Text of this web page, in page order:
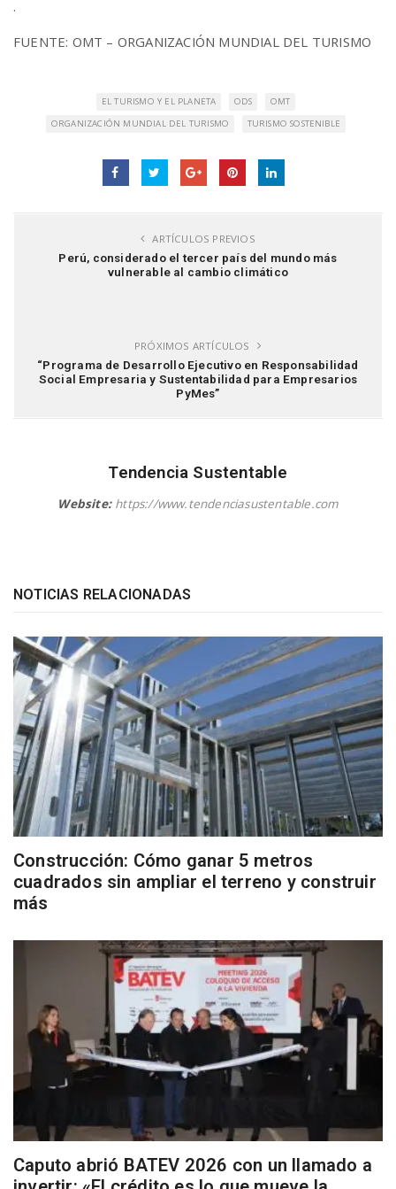
.
FUENTE: OMT – ORGANIZACIÓN MUNDIAL DEL TURISMO
EL TURISMO Y EL PLANETA ODS
OMT
ORGANIZACIÓN MUNDIAL DEL TURISMO
TURISMO SOSTENIBLE
ARTÍCULOS PREVIOS
Perú, considerado el tercer país del mundo más
vulnerable al cambio climático
PRÓXIMOS ARTÍCULOS
“Programa de Desarrollo Ejecutivo en Responsabilidad
Social Empresaria y Sustentabilidad para Empresarios
PyMes”
Tendencia Sustentable
Website: https://www.tendenciasustentable.com
NOTICIAS RELACIONADAS
Construcción: Cómo ganar 5 metros
cuadrados sin ampliar el terreno y construir
más
Caputo abrió BATEV 2026 con un llamado a